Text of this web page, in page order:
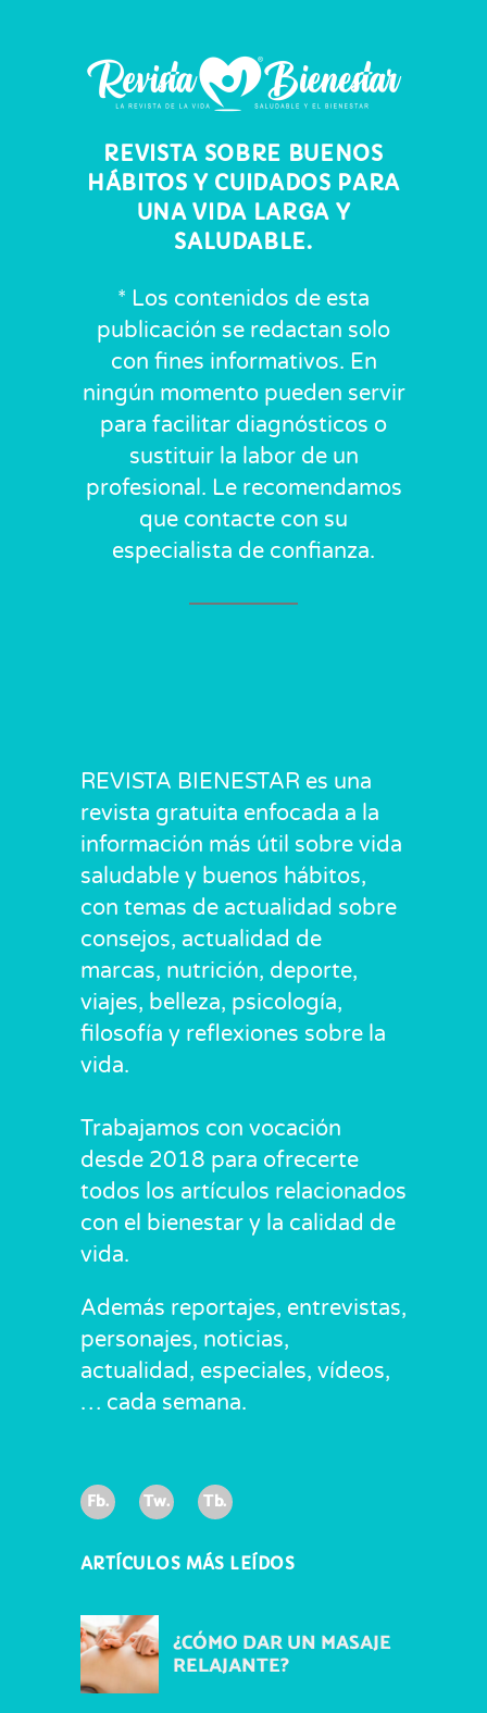
REVISTA SOBRE BUENOS
HÁBITOS Y CUIDADOS PARA
UNA VIDA LARGA Y
SALUDABLE.
* Los contenidos de esta
publicación se redactan solo
con fines informativos. En
ningún momento pueden servir
para facilitar diagnósticos o
sustituir la labor de un
profesional. Le recomendamos
que contacte con su
especialista de confianza.
REVISTA BIENESTAR es una
revista gratuita enfocada a la
información más útil sobre vida
saludable y buenos hábitos,
con temas de actualidad sobre
consejos, actualidad de
marcas, nutrición, deporte,
viajes, belleza, psicología,
filosofía y reflexiones sobre la
vida.
Trabajamos con vocación
desde 2018 para ofrecerte
todos los artículos relacionados
con el bienestar y la calidad de
vida.
Además reportajes, entrevistas,
personajes, noticias,
actualidad, especiales, vídeos,
… cada semana.
Fb. Tw. Tb.
ARTÍCULOS MÁS LEÍDOS
¿CÓMO DAR UN MASAJE
RELAJANTE?